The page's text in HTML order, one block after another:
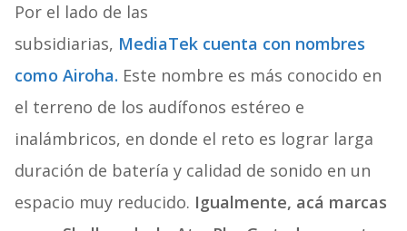
Por el lado de las
subsidiarias, MediaTek cuenta con nombres
como Airoha. Este nombre es más conocido en
el terreno de los audífonos estéreo e
inalámbricos, en donde el reto es lograr larga
duración de batería y calidad de sonido en un
espacio muy reducido. Igualmente, acá marcas